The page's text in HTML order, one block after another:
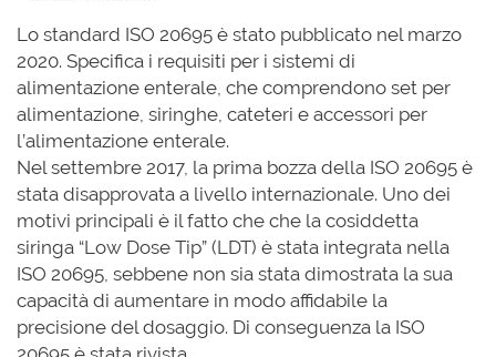
Lo standard ISO 20695 è stato pubblicato nel marzo
2020. Specifica i requisiti per i sistemi di
alimentazione enterale, che comprendono set per
alimentazione, siringhe, cateteri e accessori per
l’alimentazione enterale.
Nel settembre 2017, la prima bozza della ISO 20695 è
stata disapprovata a livello internazionale. Uno dei
motivi principali è il fatto che che la cosiddetta
siringa “Low Dose Tip” (LDT) è stata integrata nella
ISO 20695, sebbene non sia stata dimostrata la sua
capacità di aumentare in modo affidabile la
precisione del dosaggio. Di conseguenza la ISO